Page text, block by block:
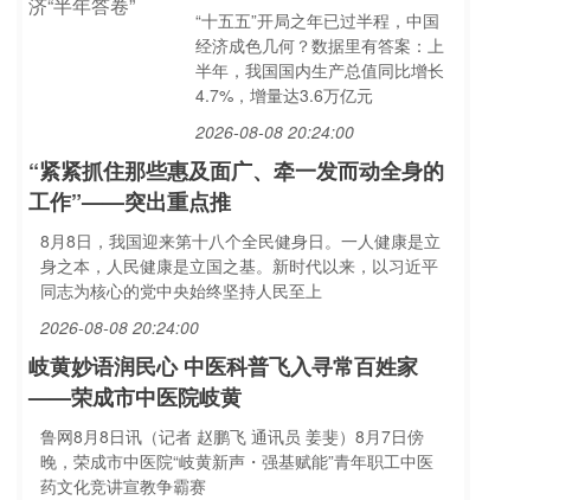
“十五五”开局之年已过半程，中国
经济成色几何？数据里有答案：上
半年，我国国内生产总值同比增长
4.7%，增量达3.6万亿元
2026-08-08 20:24:00
“紧紧抓住那些惠及面广、牵一发而动全身的
工作”——突出重点推
8月8日，我国迎来第十八个全民健身日。一人健康是立
身之本，人民健康是立国之基。新时代以来，以习近平
同志为核心的党中央始终坚持人民至上
2026-08-08 20:24:00
岐黄妙语润民心 中医科普飞入寻常百姓家
——荣成市中医院岐黄
鲁网8月8日讯（记者 赵鹏飞 通讯员 姜斐）8月7日傍
晚，荣成市中医院“岐黄新声・强基赋能”青年职工中医
药文化竞讲宣教争霸赛